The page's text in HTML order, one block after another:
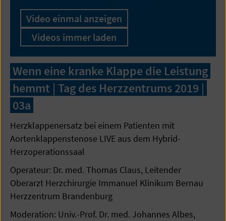
Video einmal anzeigen
Videos immer laden
Wenn eine kranke Klappe die Leistung
hemmt | Tag des Herzzentrums 2019 |
03a
Herzklappenersatz bei einem Patienten mit
Aortenklappenstenose LIVE aus dem Hybrid-
Herzoperationssaal
Operateur: Dr. med. Thomas Claus, Leitender
Oberarzt Herzchirurgie Immanuel Klinikum Bernau
Herzzentrum Brandenburg
Moderation: Univ.-Prof. Dr. med. Johannes Albes,